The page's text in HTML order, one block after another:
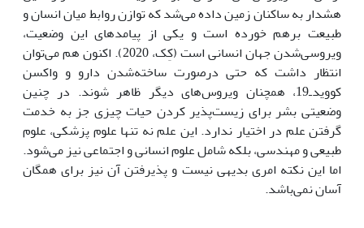
هشدار به ساکنان زمین داده می‌شد که توازن روابط میان انسان و
طبیعت برهم خورده است و یکی از پیامدهای این وضعیت،
ویروسی‌شدن جهان انسانی است (کِک، 2020). اکنون هم می‌توان
انتظار داشت که حتی درصورت ساخته‌شدن دارو و واکسن
کووید‌ـ‌19، همچنان ویروس‌های دیگر ظاهر شوند. در چنین
وضعیتی بشر برای زیست‌پذیر کردن حیات چیزی جز به خدمت
گرفتن علم در اختیار ندارد. این علم نه تنها علوم پزشکی، علوم
طبیعی و مهندسی، بلکه شامل علوم انسانی و اجتماعی نیز می‌شود.
اما این نکته امری بدیهی نیست و پذیرفتن آن نیز برای همگان
آسان نمی‌باشد.